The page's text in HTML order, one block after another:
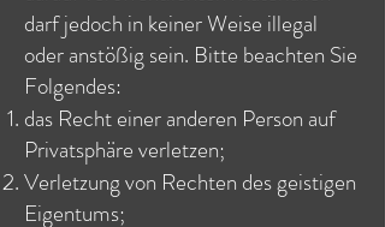
darf jedoch in keiner Weise illegal
oder anstößig sein. Bitte beachten Sie
Folgendes:
das Recht einer anderen Person auf
Privatsphäre verletzen;
Verletzung von Rechten des geistigen
Eigentums;